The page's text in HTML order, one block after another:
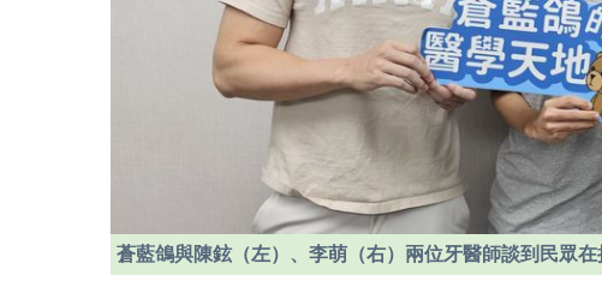
蒼藍鴿與陳鉉（左）、李萌（右）兩位牙醫師談到民眾